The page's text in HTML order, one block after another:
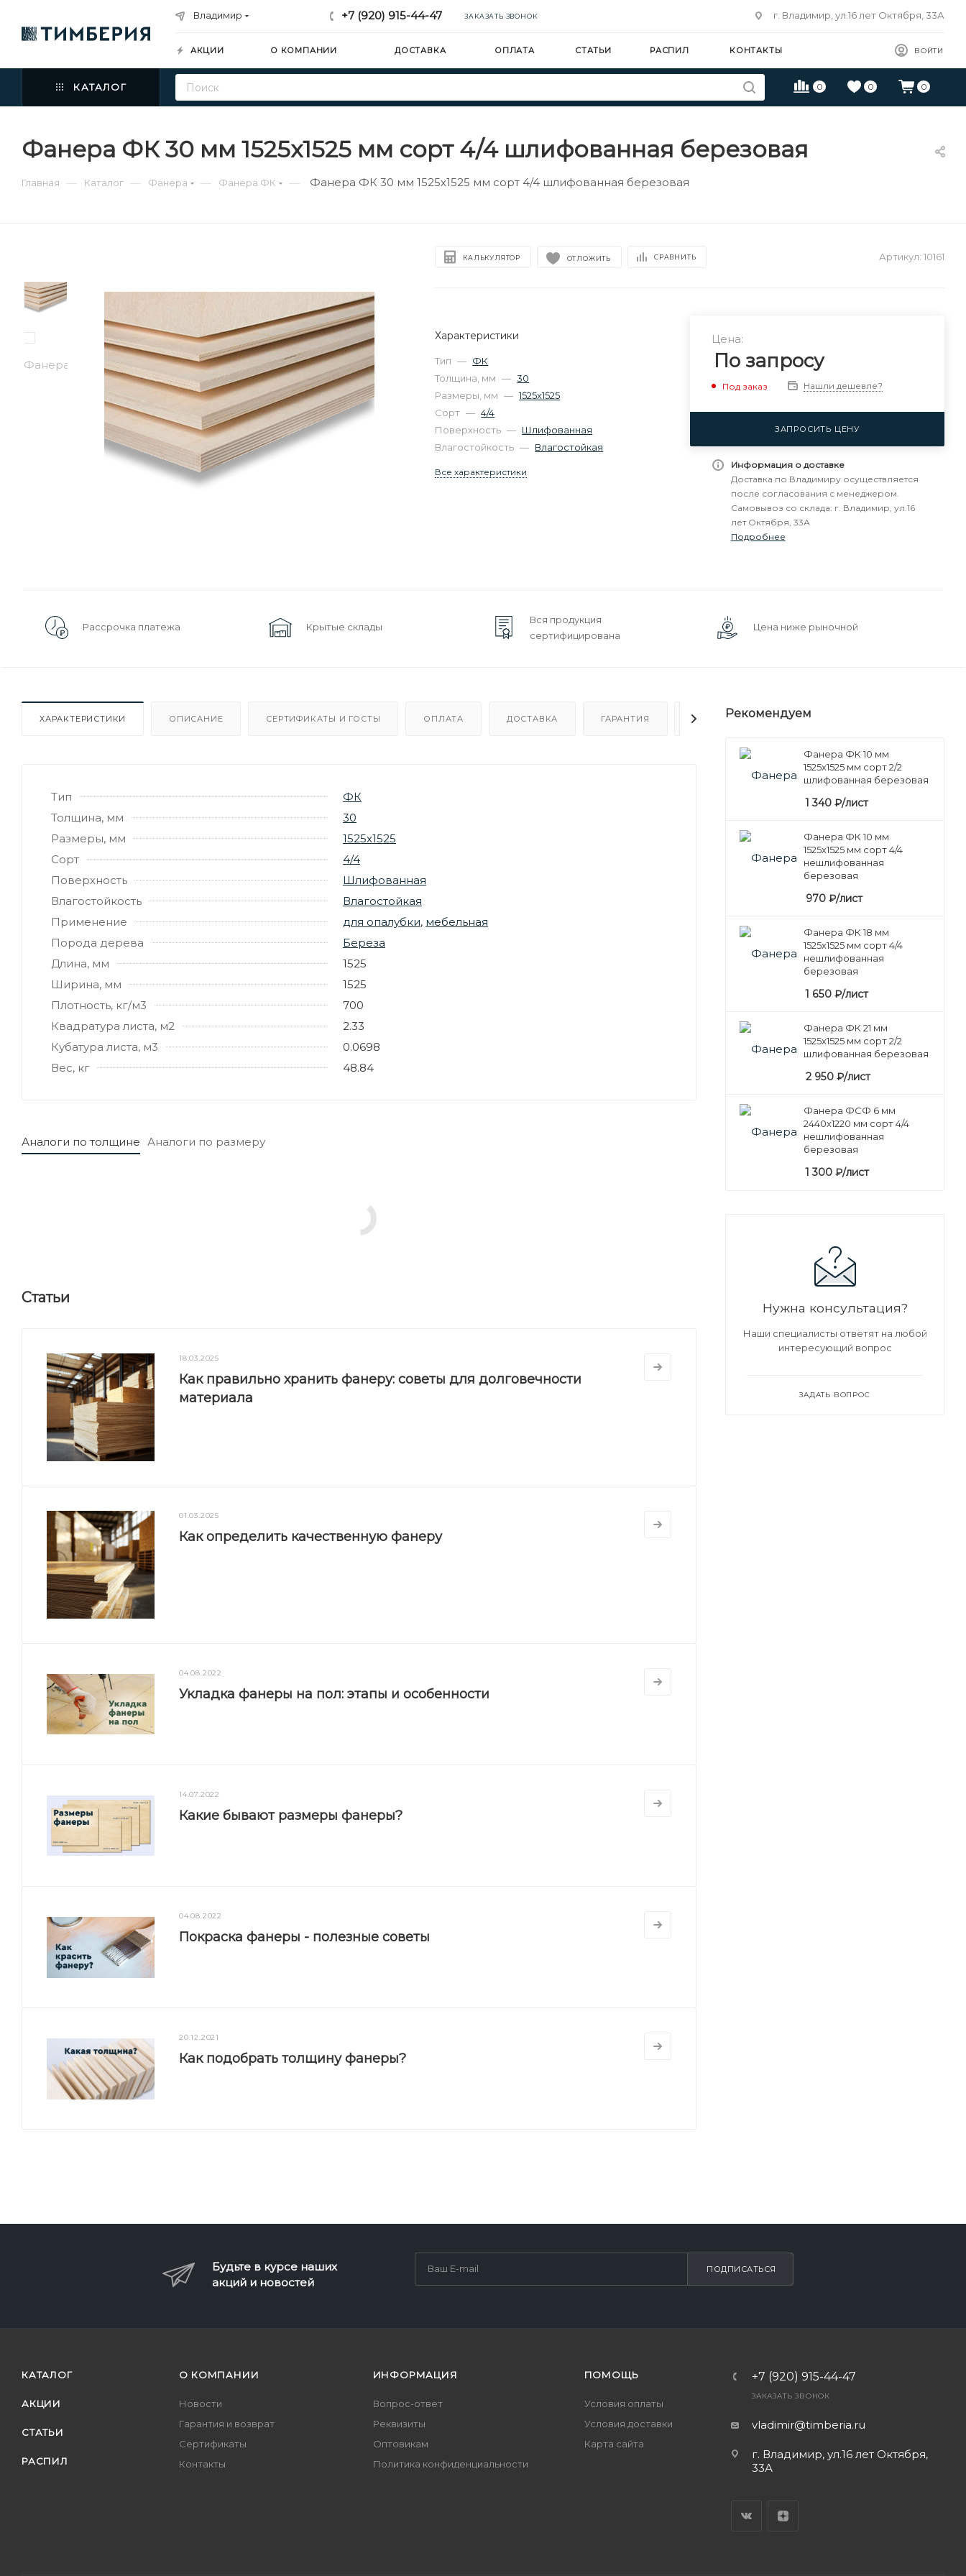
Владимир +7 (920) 915-44-47 ЗАКАЗАТЬ ЗВОНОК г. Владимир, ул.16 лет Октября, 33А
ВОЙТИ
АКЦИИ О КОМПАНИИ ДОСТАВКА ОПЛАТА СТАТЬИ РАСПИЛ КОНТАКТЫ
0 0 0
КАТАЛОГ
Фанера ФК 30 мм 1525х1525 мм сорт 4/4 шлифованная березовая
Главная — Каталог — Фанера — Фанера ФК — Фанера ФК 30 мм 1525х1525 мм сорт 4/4 шлифованная березовая
КАЛЬКУЛЯТОР ОТЛОЖИТЬ СРАВНИТЬ Артикул: 10161
Характеристики
Тип — ФК
Толщина, мм — 30
Размеры, мм — 1525х1525
Сорт — 4/4
Поверхность — Шлифованная
Влагостойкость — Влагостойкая
Все характеристики
Цена:
По запросу
Под заказ Нашли дешевле?
ЗАПРОСИТЬ ЦЕНУ
Информация о доставке
Доставка по Владимиру осуществляется
после согласования с менеджером.
Самовывоз со склада: г. Владимир, ул.16
лет Октября, 33А
Подробнее
Рассрочка платежа Крытые склады
Вся продукция
сертифицирована
Цена ниже рыночной
ХАРАКТЕРИСТИКИ ОПИСАНИЕ СЕРТИФИКАТЫ И ГОСТЫ ОПЛАТА ДОСТАВКА ГАРАНТИЯ ОТЗЫВЫ
Тип
ФК
Толщина, мм
30
Размеры, мм
1525х1525
Сорт
4/4
Поверхность
Шлифованная
Влагостойкость
Влагостойкая
Применение
для опалубки, мебельная
Порода дерева
Береза
Длина, мм
1525
Ширина, мм
1525
Плотность, кг/м3
700
Квадратура листа, м2
2.33
Кубатура листа, м3
0.0698
Вес, кг
48.84
Аналоги по толщине Аналоги по размеру
Статьи
18.03.2025
Как правильно хранить фанеру: советы для долговечности
материала
01.03.2025
Как определить качественную фанеру
04.08.2022
Укладка фанеры на пол: этапы и особенности
14.07.2022
Какие бывают размеры фанеры?
04.08.2022
Покраска фанеры - полезные советы
20.12.2021
Как подобрать толщину фанеры?
Рекомендуем
Фанера ФК 10 мм
1525х1525 мм сорт 2/2
шлифованная березовая
1 340 ₽/лист
Фанера ФК 10 мм
1525х1525 мм сорт 4/4
нешлифованная
березовая
970 ₽/лист
Фанера ФК 18 мм
1525х1525 мм сорт 4/4
нешлифованная
березовая
1 650 ₽/лист
Фанера ФК 21 мм
1525х1525 мм сорт 2/2
шлифованная березовая
2 950 ₽/лист
Фанера ФСФ 6 мм
2440х1220 мм сорт 4/4
нешлифованная
березовая
1 300 ₽/лист
Нужна консультация?
Наши специалисты ответят на любой
интересующий вопрос
ЗАДАТЬ ВОПРОС
Будьте в курсе наших
акций и новостей
ПОДПИСАТЬСЯ
КАТАЛОГ
АКЦИИ
СТАТЬИ
РАСПИЛ
О КОМПАНИИ
Новости
Гарантия и возврат
Сертификаты
Контакты
ИНФОРМАЦИЯ
Вопрос-ответ
Реквизиты
Оптовикам
Политика конфиденциальности
ПОМОЩЬ
Условия оплаты
Условия доставки
Карта сайта
+7 (920) 915-44-47
ЗАКАЗАТЬ ЗВОНОК
vladimir@timberia.ru
г. Владимир, ул.16 лет Октября,
33А